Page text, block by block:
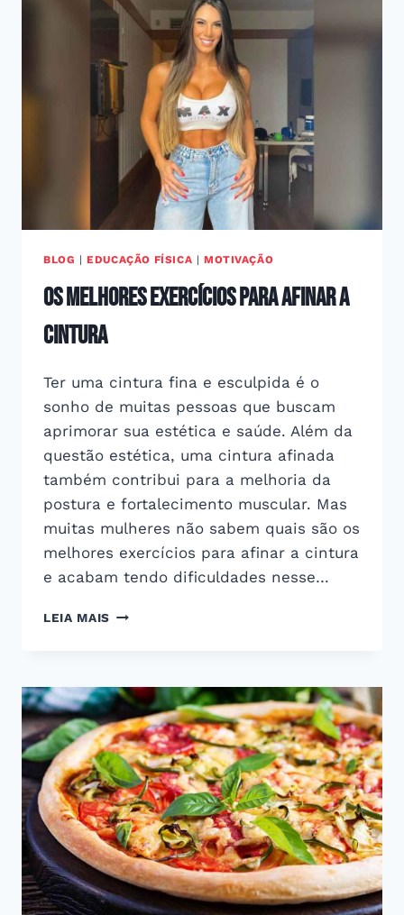
DE
MASSA
MUSCULAR?
BLOG |EDUCAÇÃO FÍSICA | MOTIVAÇÃO
Os Melhores Exercícios para Afinar a
Cintura
Ter uma cintura fina e esculpida é o
sonho de muitas pessoas que buscam
aprimorar sua estética e saúde. Além da
questão estética, uma cintura afinada
também contribui para a melhoria da
postura e fortalecimento muscular. Mas
muitas mulheres não sabem quais são os
melhores exercícios para afinar a cintura
e acabam tendo dificuldades nesse…
LEIA MAIS OS
AFINAR
A
CINTURA